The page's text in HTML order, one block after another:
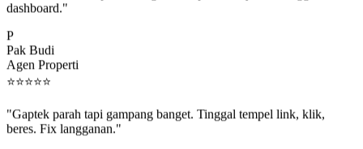
Pak Budi
Agen Properti
⭐⭐⭐⭐⭐
beres. Fix langganan."